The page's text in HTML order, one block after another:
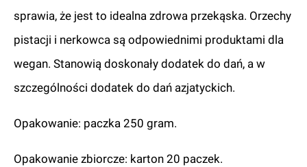
sprawia, że jest to idealna zdrowa przekąska. Orzechy
pistacji i nerkowca są odpowiednimi produktami dla
wegan. Stanowią doskonały dodatek do dań, a w
szczególności dodatek do dań azjatyckich.
Opakowanie: paczka 250 gram.
Opakowanie zbiorcze: karton 20 paczek.